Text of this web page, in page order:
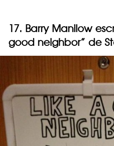
17. Barry Manilow
good neighbor” de